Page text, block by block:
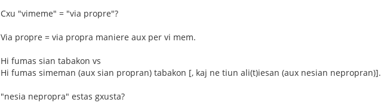
Cxu "vimeme" = "via propre"?
Via propre = via propra maniere aux per vi mem.
Hi fumas sian tabakon vs
Hi fumas simeman (aux sian propran) tabakon [, kaj ne tiun ali(t)iesan (aux nesian nepropran)].
"nesia nepropra" estas gxusta?